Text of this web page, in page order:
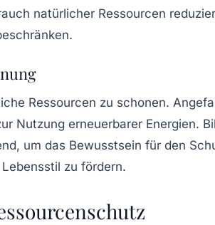
natürlicher Ressourcen
Ressourcen zu schonen.
Nutzung erneuerbarer Energien.
um das Bewusstsein für den
zu fördern.